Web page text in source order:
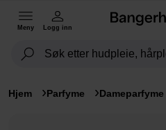
Meny Logg inn
Hjem Parfyme Dameparfyme